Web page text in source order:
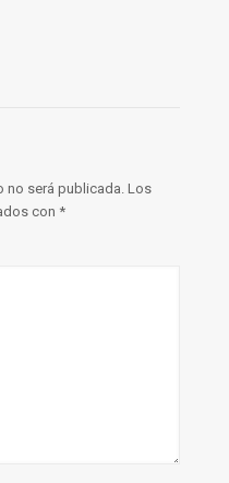
no será publicada. Los
con *